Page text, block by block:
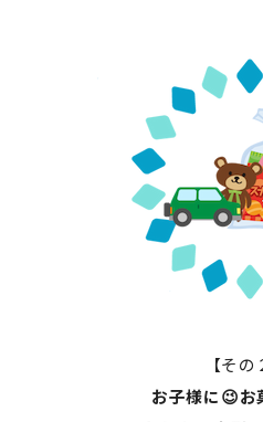
【その
お子様に😉お